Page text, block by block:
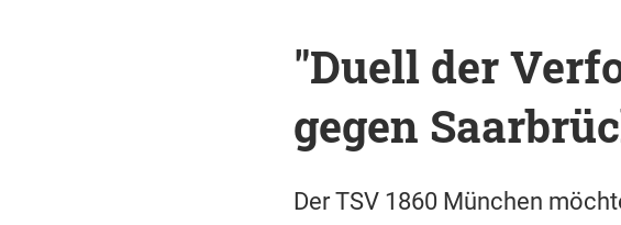
"Duell der
gegen
Der TSV 1860 München